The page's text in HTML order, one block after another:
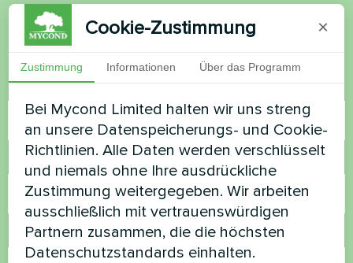
Kontaktieren Sie uns und wir werden Ihnen
helfen
Rufnummer
E-Mail
Cookie-Zustimmung ×
Zustimmung Informationen Über das Programm
Bei Mycond Limited halten wir uns streng
an unsere Datenspeicherungs- und Cookie-
Richtlinien. Alle Daten werden verschlüsselt
und niemals ohne Ihre ausdrückliche
Zustimmung weitergegeben. Wir arbeiten
ausschließlich mit vertrauenswürdigen
Partnern zusammen, die die höchsten
Datenschutzstandards einhalten.